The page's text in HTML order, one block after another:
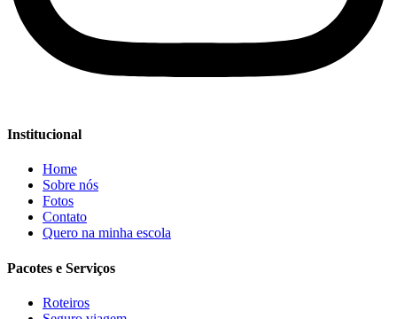
Institucional
Home
Sobre nós
Fotos
Contato
Quero na minha escola
Pacotes e Serviços
Roteiros